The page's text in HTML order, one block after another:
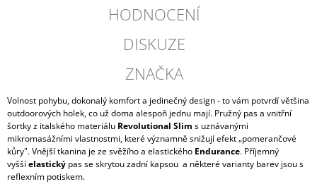
HODNOCENÍ
DISKUZE
ZNAČKA
Volnost pohybu, dokonalý komfort a jedinečný design - to vám potvrdí většina
outdoorových holek, co už doma alespoň jednu mají. Pružný pas a vnitřní
šortky z italského materiálu Revolutional Slim s uznávanými
mikromasážními vlastnostmi, které významně snižují efekt „pomerančové
kůry". Vnější tkanina je ze svěžího a elastického Endurance. Příjemný
vyššíelastický pas se skrytou zadní kapsou a některé varianty barev jsou s
reflexním potiskem.